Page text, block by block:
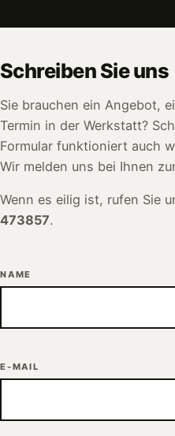
Schreiben Sie uns
Sie brauchen ein Angebot,
Termin in der Werkstatt?
Formular funktioniert auch
Wir melden uns bei Ihnen
Wenn es eilig ist, rufen Sie
473857.
NAME
E-MAIL